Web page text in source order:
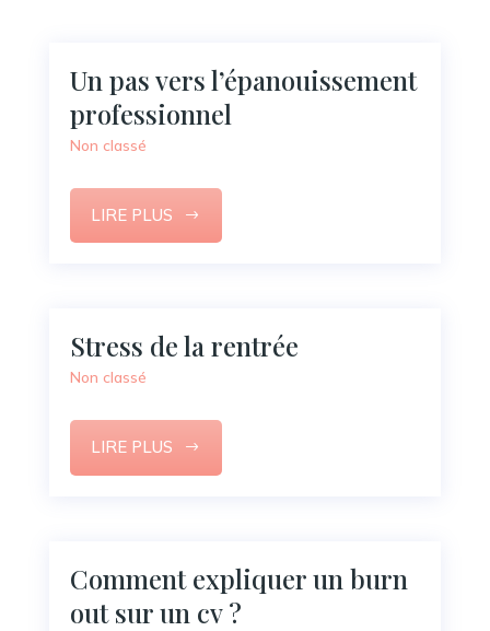
Un pas vers l’épanouissement
professionnel
Non classé
LIRE PLUS
Stress de la rentrée
Non classé
LIRE PLUS
Comment expliquer un burn
out sur un cv ?